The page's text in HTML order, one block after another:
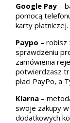
Google Pay –
pomocą
karty płatniczej.
Paypo – robisz
sprawdzeniu
zamówienia
potwierdzasz
płaci PayPo, a
Klarna –
swoje zakupy
dodatkowych